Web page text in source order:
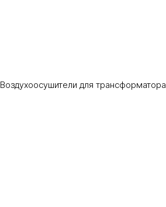
Воздухоосушители для трансформатора